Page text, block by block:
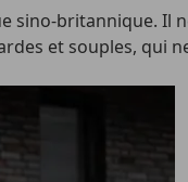
sino-britannique. Il
et souples, qui